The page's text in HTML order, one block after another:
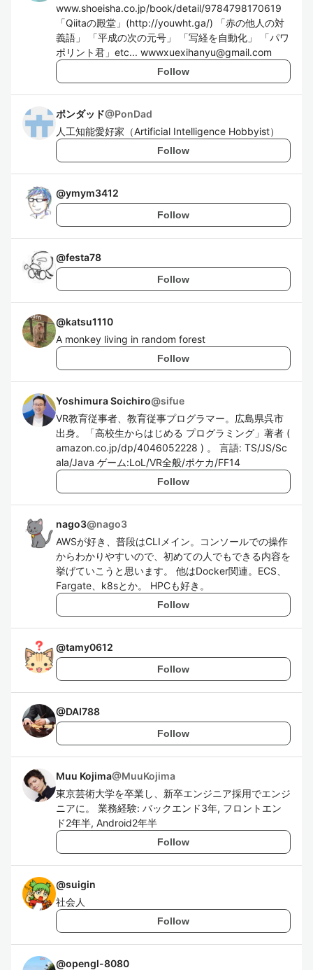
www.shoeisha.co.jp/book/detail/9784798170619
「Qiitaの殿堂」(http://youwht.ga/) 「赤の他人の対
義語」 「平成の次の元号」 「写経を自動化」 「パワ
ポリント君」etc... wwwxuexihanyu@gmail.com
Follow
ポンダッド@PonDad
人工知能愛好家（Artificial Intelligence Hobbyist）
Follow
@ymym3412
Follow
@festa78
Follow
@katsu1110
A monkey living in random forest
Follow
Yoshimura Soichiro@sifue
VR教育従事者、教育従事プログラマー。広島県呉市
出身。「高校生からはじめる プログラミング」著者 (
amazon.co.jp/dp/4046052228 ) 。 言語: TS/JS/Sc
ala/Java ゲーム:LoL/VR全般/ポケカ/FF14
Follow
nago3@nago3
AWSが好き、普段はCLIメイン。コンソールでの操作
からわかりやすいので、初めての人でもできる内容を
挙げていこうと思います。 他はDocker関連。ECS、
Fargate、k8sとか。 HPCも好き。
Follow
@tamy0612
Follow
@DAI788
Follow
Muu Kojima@MuuKojima
東京芸術大学を卒業し、新卒エンジニア採用でエンジ
ニアに。 業務経験: バックエンド3年, フロントエン
ド2年半, Android2年半
Follow
@suigin
社会人
Follow
@opengl-8080